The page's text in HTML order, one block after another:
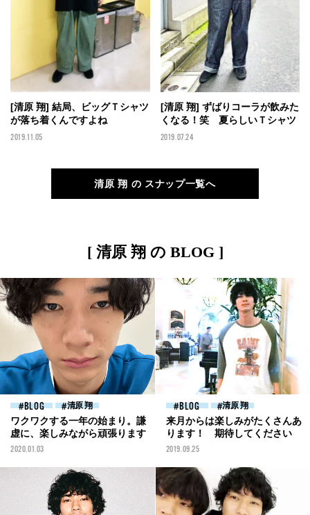
[清原 翔] 結局、ビッグＴシャツ
が落ち着くんですよね
2019.11.05
[清原 翔] ずばりコーラが飲みた
くなる！笑 夏らしいＴシャツ
2019.07.24
清原 翔 の スナップ一覧へ
[ 清原 翔 の BLOG ]
BLOG 清原 翔
ワクワクする一年の始まり。謙
虚に、楽しみながら頑張ります
2020.01.03
BLOG 清原 翔
来月からは楽しみがたくさんあ
ります！ 期待してください
2019.09.25